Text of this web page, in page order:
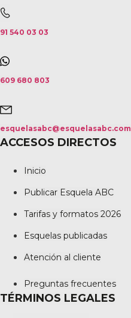
91 540 03 03
609 680 803
esquelasabc@esquelasabc.com
ACCESOS DIRECTOS
Inicio
Publicar Esquela ABC
Tarifas y formatos 2026
Esquelas publicadas
Atención al cliente
Preguntas frecuentes
TÉRMINOS LEGALES